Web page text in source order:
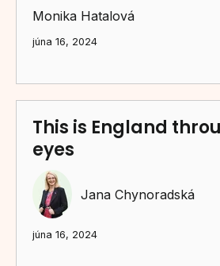
Monika Hatalová
júna 16, 2024
This is England
eyes
Jana Chynoradská
júna 16, 2024